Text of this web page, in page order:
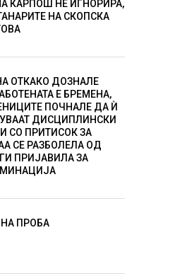
КАРПОШ НÈ ИГНОРИРА,
НА СКОПСКА
ОТКАКО ДОЗНАЛЕ
Е БРЕМЕНА,
ПОЧНАЛЕ ДА Ѝ
ДИСЦИПЛИНСКИ
СО ПРИТИСОК ЗА
СЕ РАЗБОЛЕЛА ОД
ПРИЈАВИЛА ЗА
ПРОБА